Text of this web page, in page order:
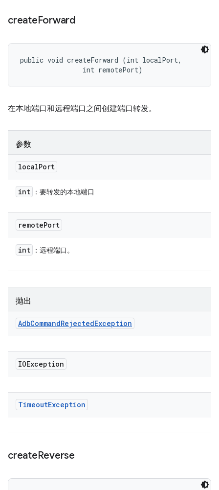
createForward
public void createForward (int localPort,
                int remotePort)
在本地端口和远程端口之间创建端口转发。
参数
localPort
int ：要转发的本地端口
remotePort
int ：远程端口。
抛出
AdbCommandRejectedException
IOException
TimeoutException
createReverse